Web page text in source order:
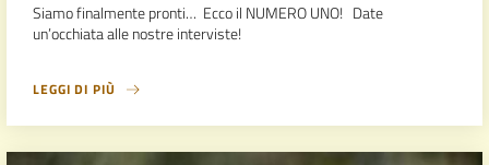
Siamo finalmente pronti… Ecco il NUMERO UNO! Date
un’occhiata alle nostre interviste!
LEGGI DI PIÙ